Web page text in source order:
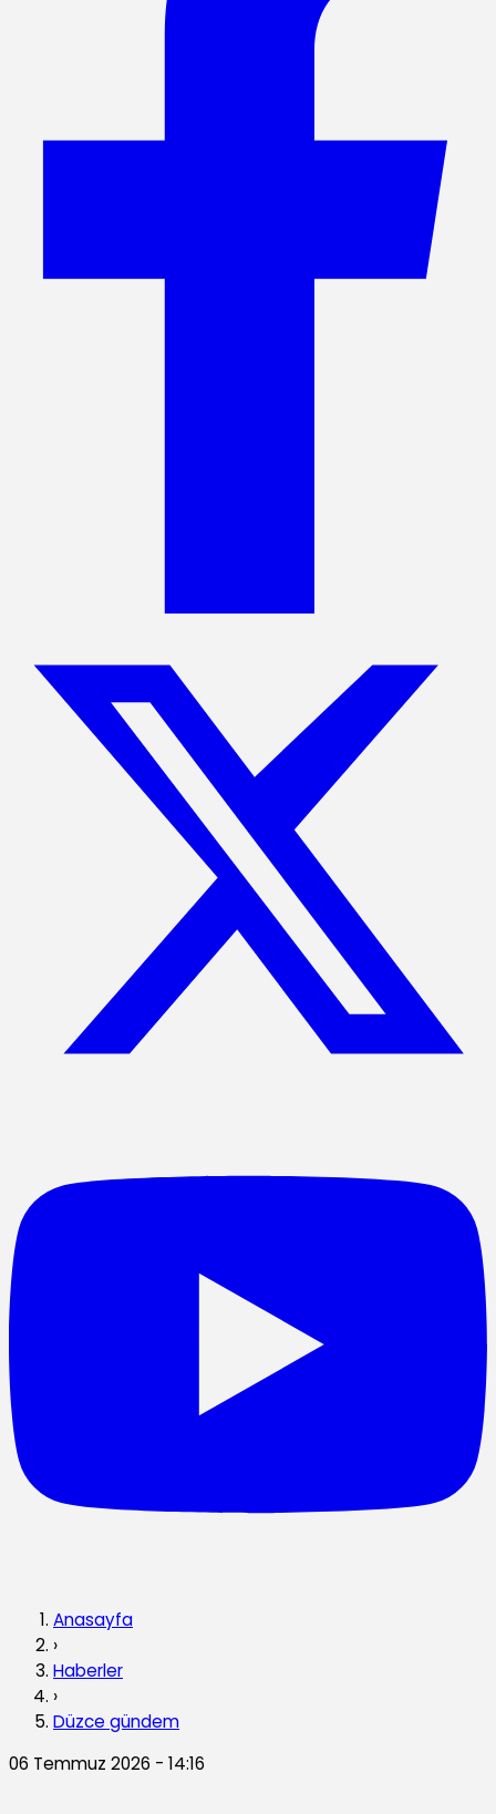
Anasayfa
›
Haberler
›
Düzce gündem
06 Temmuz 2026 - 14:16